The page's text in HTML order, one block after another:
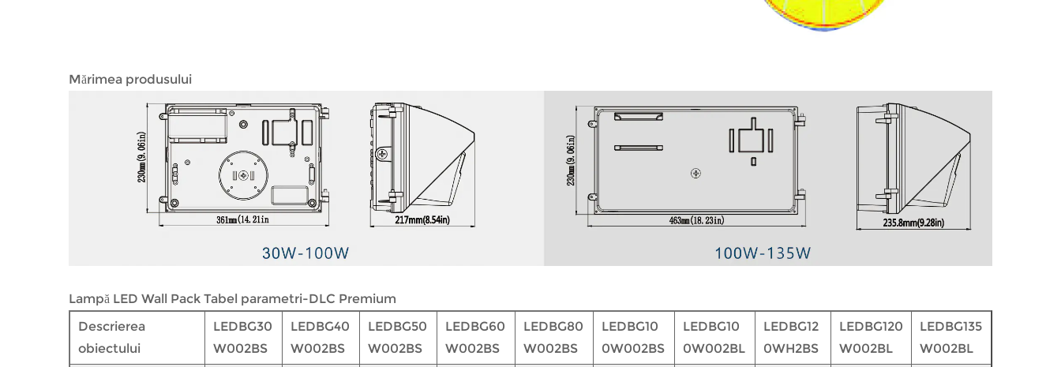
Mărimea produsului
Lampă LED Wall Pack Tabel parametri-DLC Premium
Descrierea
obiectului
LEDBG30
W002BS
LEDBG40
W002BS
LEDBG50
W002BS
LEDBG60
W002BS
LEDBG80
W002BS
LEDBG10
0W002BS
LEDBG10
0W002BL
LEDBG12
0WH2BS
LEDBG120
W002BL
LEDBG135
W002BL